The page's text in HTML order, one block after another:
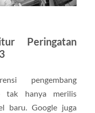
Peringatan
pengembang
tak hanya merilis
baru. Google juga